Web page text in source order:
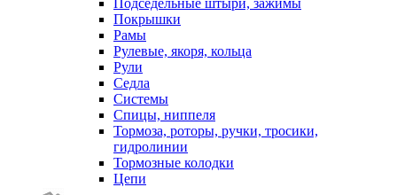
Подседельные штыри, зажимы
Покрышки
Рамы
Рулевые, якоря, кольца
Рули
Седла
Системы
Спицы, ниппеля
Тормоза, роторы, ручки, тросики,
гидролинии
Тормозные колодки
Цепи